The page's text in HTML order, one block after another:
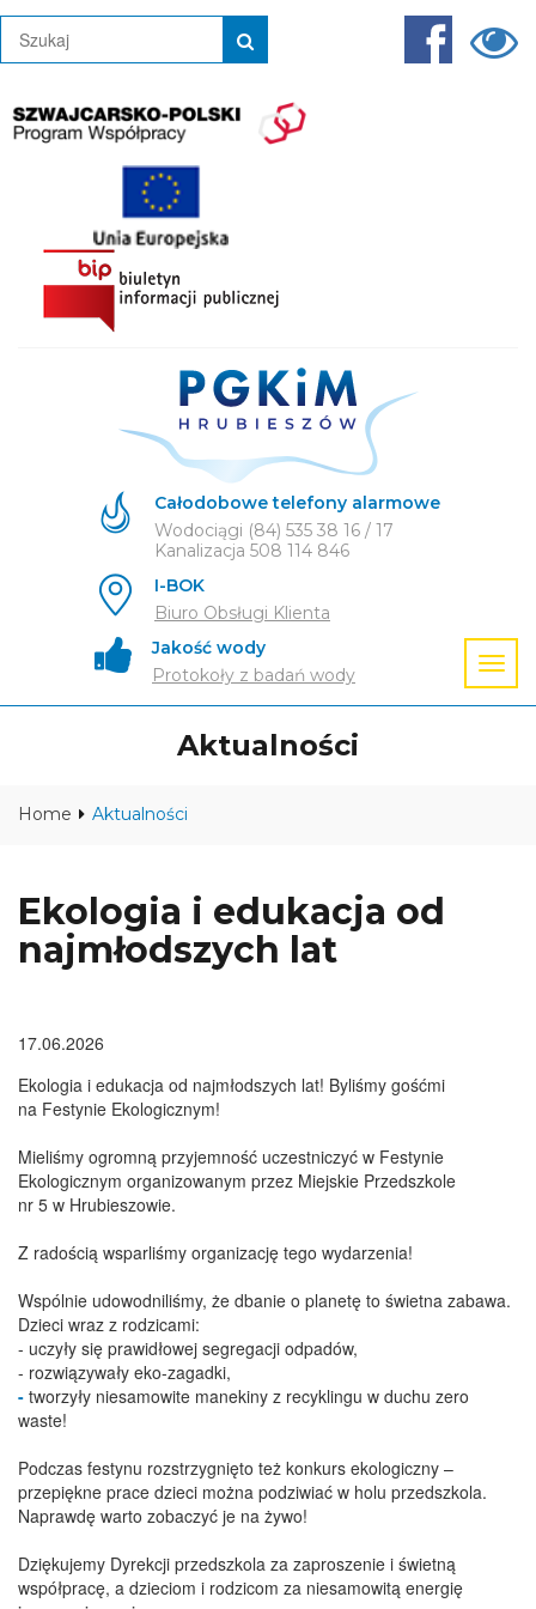
Całodobowe telefony alarmowe
Wodociągi (84) 535 38 16 / 17
Kanalizacja 508 114 846
I-BOK
Biuro Obsługi Klienta
Jakość wody
Protokoły z badań wody
Aktualności
Home Aktualności
Ekologia i edukacja od
najmłodszych lat
17.06.2026
Ekologia i edukacja od najmłodszych lat! Byliśmy gośćmi
na Festynie Ekologicznym!
Mieliśmy ogromną przyjemność uczestniczyć w Festynie
Ekologicznym organizowanym przez Miejskie Przedszkole
nr 5 w Hrubieszowie.
Z radością wsparliśmy organizację tego wydarzenia!
Wspólnie udowodniliśmy, że dbanie o planetę to świetna zabawa.
Dzieci wraz z rodzicami:
- uczyły się prawidłowej segregacji odpadów,
- rozwiązywały eko-zagadki,
- tworzyły niesamowite manekiny z recyklingu w duchu zero
waste!
Podczas festynu rozstrzygnięto też konkurs ekologiczny –
przepiękne prace dzieci można podziwiać w holu przedszkola.
Naprawdę warto zobaczyć je na żywo!
Dziękujemy Dyrekcji przedszkola za zaproszenie i świetną
współpracę, a dzieciom i rodzicom za niesamowitą energię